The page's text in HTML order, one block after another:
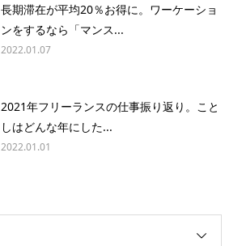
長期滞在が平均20％お得に。ワーケーショ
ンをするなら「マンス...
2022.01.07
2021年フリーランスの仕事振り返り。こと
しはどんな年にした...
2022.01.01